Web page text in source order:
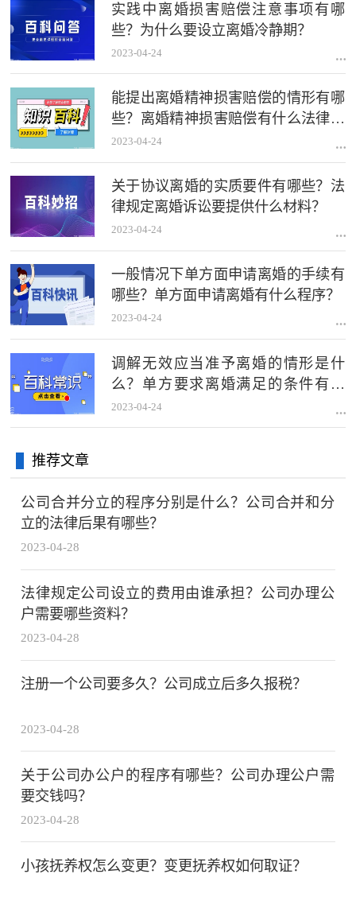
实践中离婚损害赔偿注意事项有哪
些？为什么要设立离婚冷静期？
2023-04-24
能提出离婚精神损害赔偿的情形有哪
些？离婚精神损害赔偿有什么法律依
据？
2023-04-24
关于协议离婚的实质要件有哪些？法
律规定离婚诉讼要提供什么材料？
2023-04-24
一般情况下单方面申请离婚的手续有
哪些？单方面申请离婚有什么程序？
2023-04-24
调解无效应当准予离婚的情形是什
么？单方要求离婚满足的条件有哪
些？
2023-04-24
推荐文章
公司合并分立的程序分别是什么？公司合并和分
立的法律后果有哪些？
2023-04-28
法律规定公司设立的费用由谁承担？公司办理公
户需要哪些资料？
2023-04-28
注册一个公司要多久？公司成立后多久报税？
2023-04-28
关于公司办公户的程序有哪些？公司办理公户需
要交钱吗？
2023-04-28
小孩抚养权怎么变更？变更抚养权如何取证？